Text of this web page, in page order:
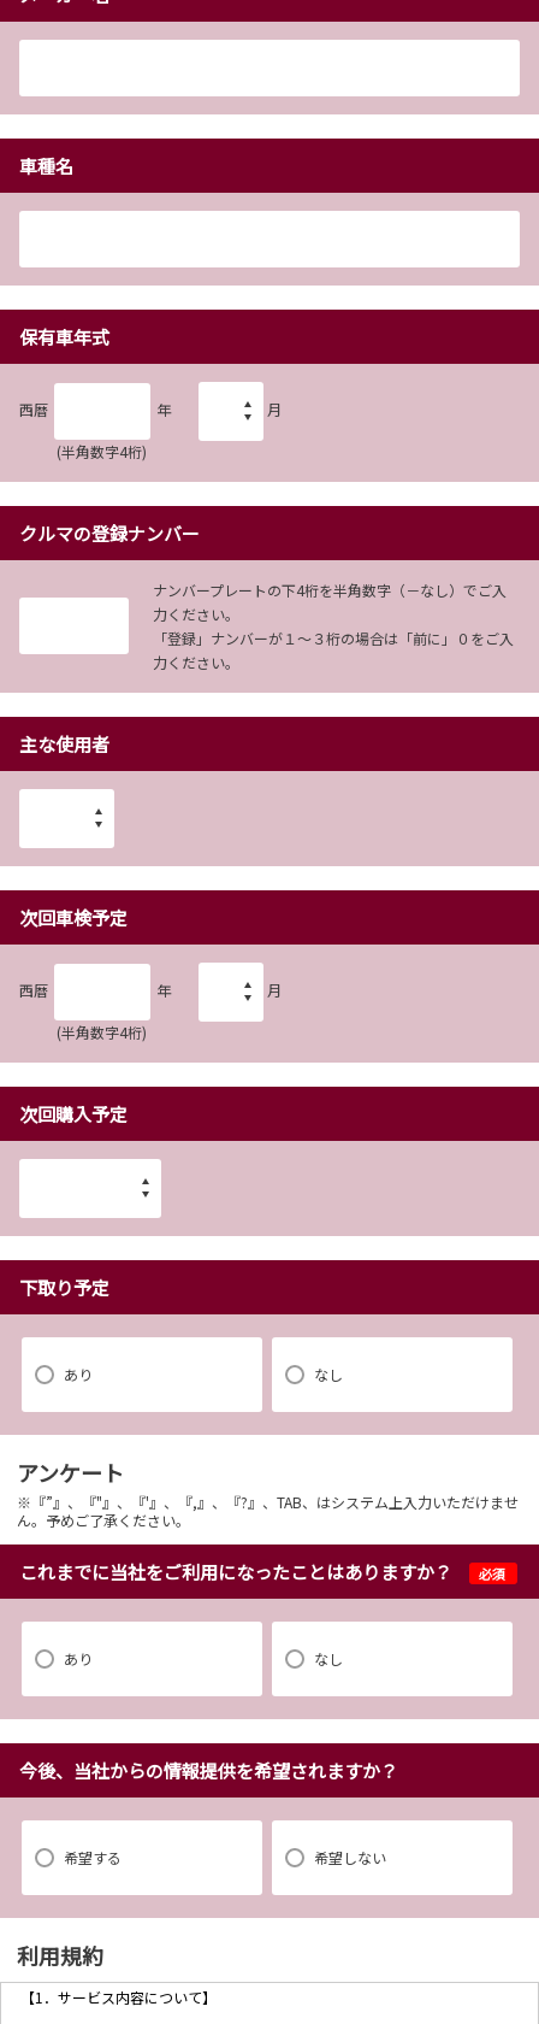
車種名
保有車年式
西暦 年
(半角数字4桁)
月
クルマの登録ナンバー
ナンバープレートの下4桁を半角数字（－なし）でご入
力ください。
「登録」ナンバーが１～３桁の場合は「前に」０をご入
力ください。
主な使用者
次回車検予定
西暦 年
(半角数字4桁)
月
次回購入予定
下取り予定
あり なし
アンケート
※『”』、『"』、『'』、『,』、『?』、TAB、はシステム上入力いただけませ
ん。予めご了承ください。
これまでに当社をご利用になったことはありますか？ 必須
あり なし
今後、当社からの情報提供を希望されますか？
希望する 希望しない
利用規約
【1．サービス内容について】